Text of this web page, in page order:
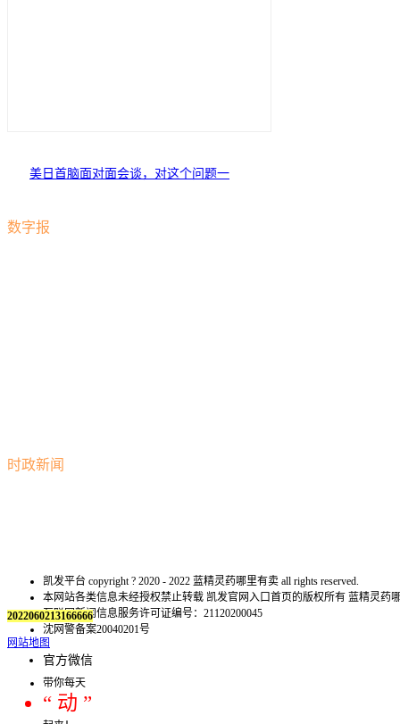
美日首脑面对面会谈，对这个问题一
数字报
时政新闻
凯发平台 copyright ? 2020 - 2022 蓝精灵药哪里有卖 all rights reserved.
本网站各类信息未经授权禁止转载 凯发官网入口首页的版权所有 蓝精灵
互联网新闻信息服务许可证编号：21120200045
沈网警备案20040201号
官方微信
带你每天
“ 动 ”
2022060213166666
网站地图